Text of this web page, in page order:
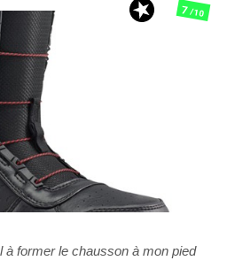
à former le chausson à mon pied
7/10